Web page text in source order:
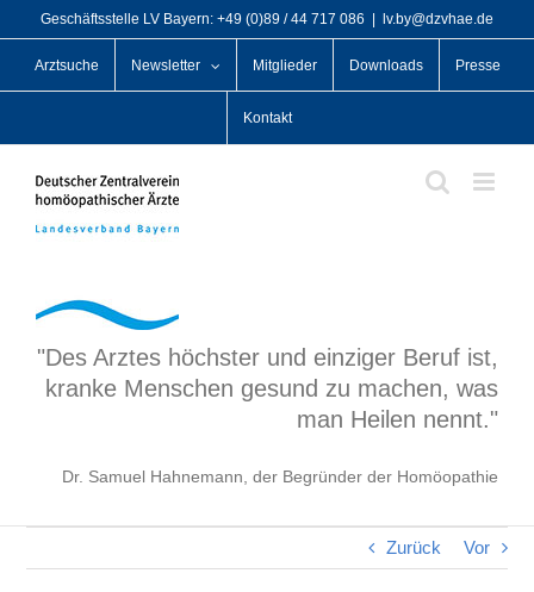
Inhalt
springen
Geschäftsstelle LV Bayern: +49 (0)89 / 44 717 086 lv.by@dzvhae.de
Arztsuche Newsletter Mitglieder Downloads Presse
Kontakt
"Des Arztes höchster und einziger Beruf ist,
kranke Menschen gesund zu machen, was
man Heilen nennt."
Dr. Samuel Hahnemann, der Begründer der Homöopathie
Zurück Vor